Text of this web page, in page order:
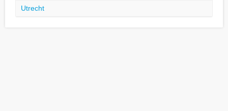
Utrecht